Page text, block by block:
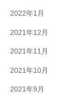
2022年1月
2021年12月
2021年11月
2021年10月
2021年9月